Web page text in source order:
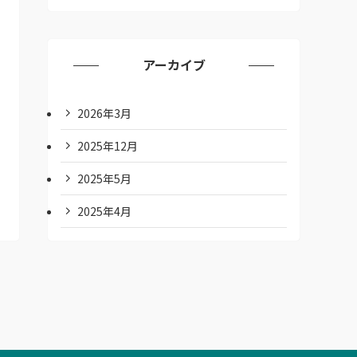
アーカイブ
2026年3月
2025年12月
2025年5月
2025年4月